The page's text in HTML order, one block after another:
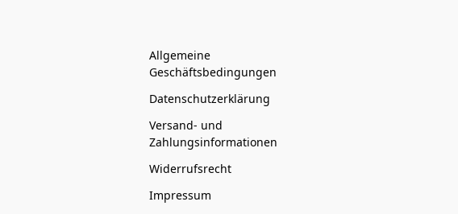
Allgemeine
Geschäftsbedingungen
Datenschutzerklärung
Versand- und
Zahlungsinformationen
Widerrufsrecht
Impressum